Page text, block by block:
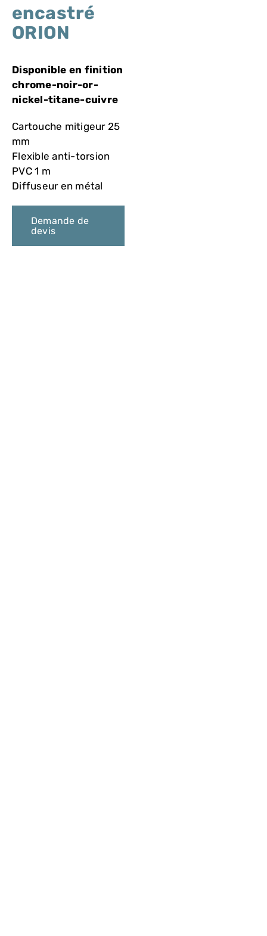
VASQUES
MIROIRS ET ECLAIRAGES
PAROIS DE DOUCHE
RECEVEURS DE DOUCHE
ROBINETTERIE
encastré
ORION
Disponible en finition
chrome-noir-or-
nickel-titane-cuivre
Cartouche mitigeur 25
mm
Flexible anti-torsion
PVC 1 m
Diffuseur en métal
Demande de
devis